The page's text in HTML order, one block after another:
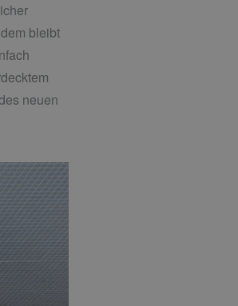
bleibt
neuen